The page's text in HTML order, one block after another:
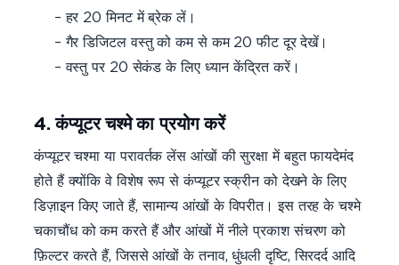
– हर 20 मिनट में ब्रेक लें।
– गैर डिजिटल वस्तु को कम से कम 20 फीट दूर देखें।
– वस्तु पर 20 सेकंड के लिए ध्यान केंद्रित करें।
4. कंप्यूटर चश्मे का प्रयोग करें
कंप्यूटर चश्मा या परावर्तक लेंस आंखों की सुरक्षा में बहुत फायदेमंद
होते हैं क्योंकि वे विशेष रूप से कंप्यूटर स्क्रीन को देखने के लिए
डिज़ाइन किए जाते हैं, सामान्य आंखों के विपरीत। इस तरह के चश्मे
चकाचौंध को कम करते हैं और आंखों में नीले प्रकाश संचरण को
फ़िल्टर करते हैं, जिससे आंखों के तनाव, धुंधली दृष्टि, सिरदर्द आदि